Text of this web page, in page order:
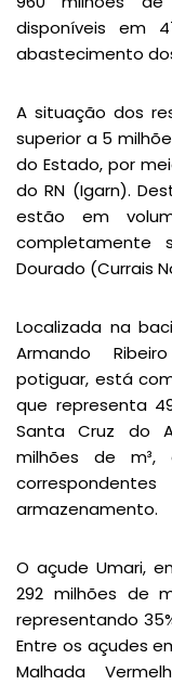
disponíveis em
abastecimento
A situação dos
superior a 5
do Estado, por
do RN (Igarn).
estão em
completamente
Dourado (Currais
Localizada na
Armando
potiguar, está
que representa
Santa Cruz do
milhões de m³,
armazenamento.
O açude Umari,
292 milhões de
representando
Entre os açudes
Malhada